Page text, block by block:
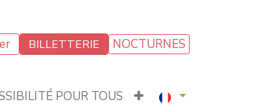
BILLETTERIE NOCTURNES
POUR TOUS